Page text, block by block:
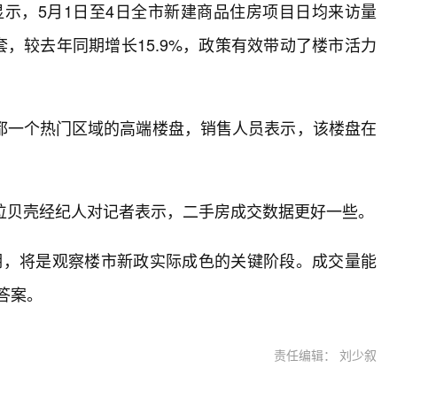
，5月1日至4日全市新建商品住房项目日均来访量
较去年同期增长15.9%，政策有效带动了楼市活力
个热门区域的高端楼盘，销售人员表示，该楼盘在
壳经纪人对记者表示，二手房成交数据更好一些。
将是观察楼市新政实际成色的关键阶段。成交量能
。
责任编辑： 刘少叙